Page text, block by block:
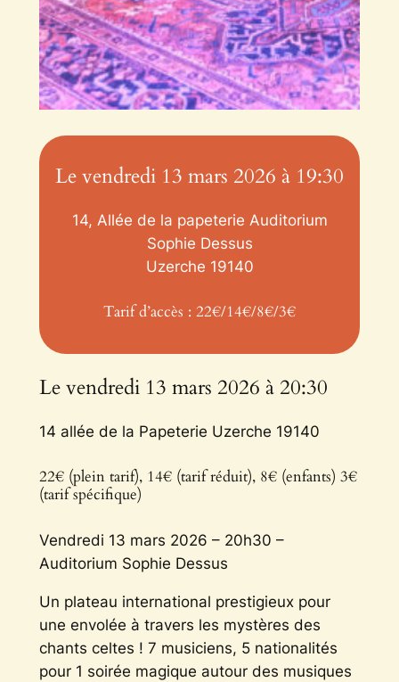
Le vendredi 13 mars 2026 à 19:30
14, Allée de la papeterie Auditorium
Sophie Dessus
Uzerche 19140
Tarif d’accès : 22€/14€/8€/3€
Le vendredi 13 mars 2026 à 20:30
14 allée de la Papeterie Uzerche 19140
22€ (plein tarif), 14€ (tarif réduit), 8€ (enfants) 3€
(tarif spécifique)
Vendredi 13 mars 2026 – 20h30 –
Auditorium Sophie Dessus
Un plateau international prestigieux pour
une envolée à travers les mystères des
chants celtes ! 7 musiciens, 5 nationalités
pour 1 soirée magique autour des musiques